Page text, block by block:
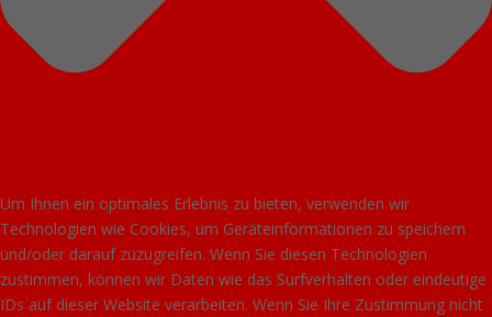
Um Ihnen ein optimales Erlebnis zu bieten, verwenden wir
Technologien wie Cookies, um Geräteinformationen zu speichern
und/oder darauf zuzugreifen. Wenn Sie diesen Technologien
zustimmen, können wir Daten wie das Surfverhalten oder eindeutige
IDs auf dieser Website verarbeiten. Wenn Sie Ihre Zustimmung nicht